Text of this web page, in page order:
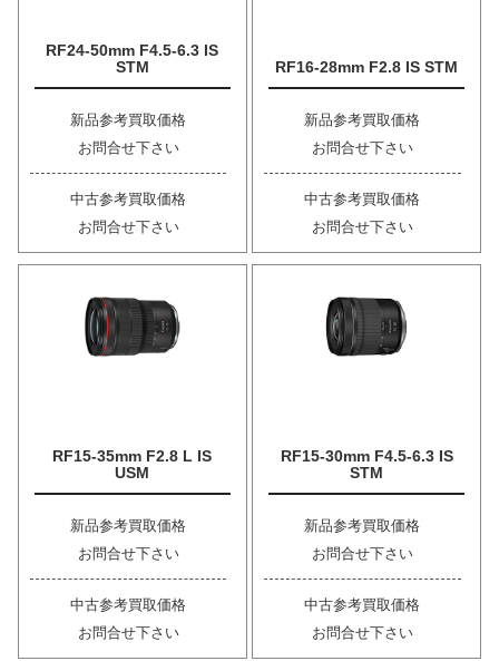
RF24-50mm F4.5-6.3 IS
STM
新品参考買取価格
お問合せ下さい
中古参考買取価格
お問合せ下さい
RF16-28mm F2.8 IS STM
新品参考買取価格
お問合せ下さい
中古参考買取価格
お問合せ下さい
RF15-35mm F2.8 L IS
USM
新品参考買取価格
お問合せ下さい
中古参考買取価格
お問合せ下さい
RF15-30mm F4.5-6.3 IS
STM
新品参考買取価格
お問合せ下さい
中古参考買取価格
お問合せ下さい